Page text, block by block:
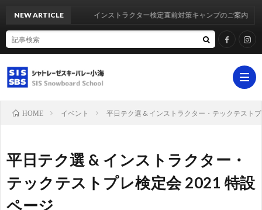
NEW ARTICLE インストラクター検定直前対策キャンプのご案内
HOME イベント 平日テク選 & インストラクター・テックテスト
平日テク選 & インストラクター・
テックテストプレ検定会 2021 特設
ページ